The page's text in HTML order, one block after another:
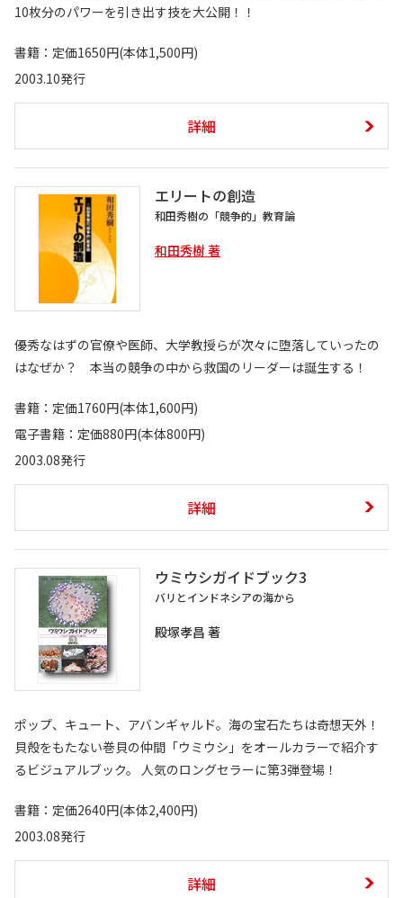
10枚分のパワーを引き出す技を大公開！！
書籍：定価1650円(本体1,500円)
2003.10発行
詳細
エリートの創造
和田秀樹の「競争的」教育論
和田秀樹 著
優秀なはずの官僚や医師、大学教授らが次々に堕落していったの
はなぜか？ 本当の競争の中から救国のリーダーは誕生する！
書籍：定価1760円(本体1,600円)
電子書籍：定価880円(本体800円)
2003.08発行
詳細
ウミウシガイドブック3
バリとインドネシアの海から
殿塚孝昌 著
ポップ、キュート、アバンギャルド。海の宝石たちは奇想天外！
貝殻をもたない巻貝の仲間「ウミウシ」をオールカラーで紹介す
るビジュアルブック。 人気のロングセラーに第3弾登場！
書籍：定価2640円(本体2,400円)
2003.08発行
詳細